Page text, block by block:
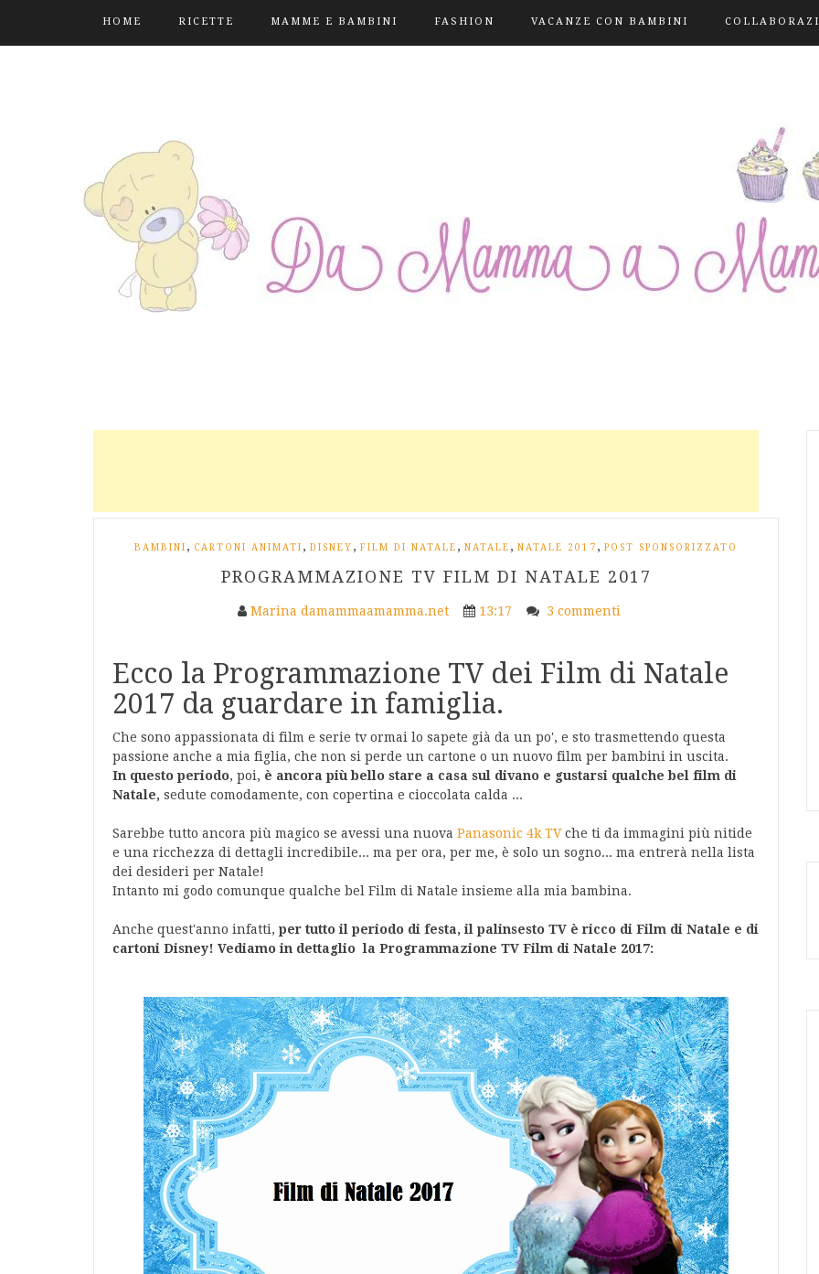
HOME RICETTE MAMME E BAMBINI FASHION VACANZE CON BAMBINI
BAMBINI , CARTONI ANIMATI , DISNEY , FILM DI NATALE , NATALE , NATALE 2017 , POST SPONSORIZZATO
PROGRAMMAZIONE TV FILM DI NATALE 2017
Marina damammaamamma.net 13:17 3 commenti
Ecco la Programmazione TV dei Film di Natale
2017 da guardare in famiglia.
Che sono appassionata di film e serie tv ormai lo sapete già da un po', e sto trasmettendo questa
passione anche a mia figlia, che non si perde un cartone o un nuovo film per bambini in uscita.
In questo periodo, poi, è ancora più bello stare a casa sul divano e gustarsi qualche bel film di
Natale, sedute comodamente, con copertina e cioccolata calda ...
Sarebbe tutto ancora più magico se avessi una nuova Panasonic 4k TVche ti da immagini più nitide
e una ricchezza di dettagli incredibile... ma per ora, per me, è solo un sogno... ma entrerà nella lista
dei desideri per Natale!
Intanto mi godo comunque qualche bel Film di Natale insieme alla mia bambina.
Anche quest'anno infatti, per tutto il periodo di festa, il palinsesto TV è ricco di Film di Natale e di
cartoni Disney! Vediamo in dettaglio la Programmazione TV Film di Natale 2017: